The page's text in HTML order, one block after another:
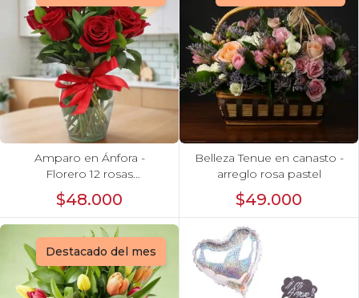
Amparo en Ánfora -
Florero 12 rosas
ecuatorianas rojo
$48.000
Belleza Tenue en canasto -
arreglo rosa pastel
$49.000
Destacado del mes